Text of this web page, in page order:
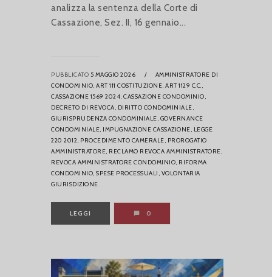
analizza la sentenza della Corte di
Cassazione, Sez. II, 16 gennaio...
PUBBLICATO 5 MAGGIO 2026 /
AMMINISTRATORE DI
CONDOMINIO, ART 111 COSTITUZIONE, ART 1129 C.C.,
CASSAZIONE 1569 2024, CASSAZIONE CONDOMINIO,
DECRETO DI REVOCA, DIRITTO CONDOMINIALE,
GIURISPRUDENZA CONDOMINIALE, GOVERNANCE
CONDOMINIALE, IMPUGNAZIONE CASSAZIONE, LEGGE
220 2012, PROCEDIMENTO CAMERALE, PROROGATIO
AMMINISTRATORE, RECLAMO REVOCA AMMINISTRATORE,
REVOCA AMMINISTRATORE CONDOMINIO, RIFORMA
CONDOMINIO, SPESE PROCESSUALI, VOLONTARIA
GIURISDIZIONE
LEGGI 0